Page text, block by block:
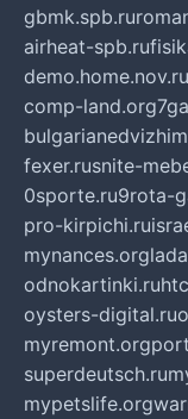
gbmk.spb.ru
airheat-spb.ru
demo.home.nov.ru
comp-land.org
fexer.rusnite-
0sporte.ru9rota-
pro-kirpichi.ru
mynances.org
odnokartinki.ru
oysters-digital.ru
myremont.org
superdeutsch.ru
mypetslife.org